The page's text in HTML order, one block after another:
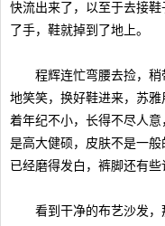
快流出来了，以至于去接
了手，鞋就掉到了地上。
程辉连忙弯腰去捡，稍
地笑笑，换好鞋进来，苏
着年纪不小，长得不尽人
是高大健硕，皮肤不是一
已经磨得发白，裤脚还有些
看到干净的布艺沙发，